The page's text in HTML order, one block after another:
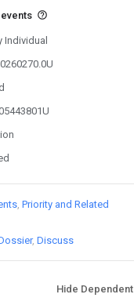
Priority and Related
Discuss
Hide Dependent